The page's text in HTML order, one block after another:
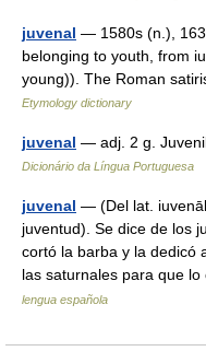
juvenal — 1580s (n.),
belonging to youth, from
young)). The Roman
Etymology dictionary
juvenal — adj. 2 g.
Dicionário da Língua Portuguesa
juvenal — (Del lat.
juventud). Se dice de los
cortó la barba y la dedicó
las saturnales para que
lengua española